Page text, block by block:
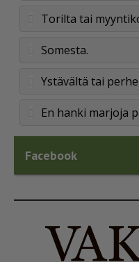
Torilta tai
Somesta.
Ystävältä tai
En hanki marjoja
Facebook